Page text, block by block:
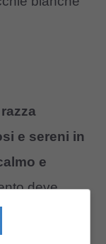
e sereni in
e
deve
protezione